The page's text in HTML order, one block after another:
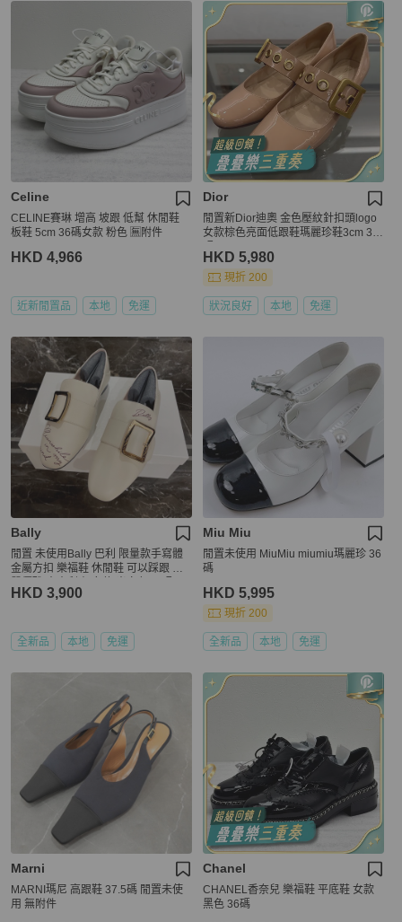
Celine
CELINE賽琳 增高 坡跟 低幫 休閒鞋
板鞋 5cm 36碼女款 粉色 🈚附件
HKD 4,966
近新閒置品 本地 免運
Dior
閒置新Dior迪奧 金色壓紋針扣頭logo
女款棕色亮面低跟鞋瑪麗珍鞋3cm 36
HKD 5,980
現折 200
狀況良好 本地 免運
Bally
閒置 未使用Bally 巴利 限量款手寫體
金屬方扣 樂福鞋 休閒鞋 可以踩跟 氣
7 碼 附件：盒子 塵袋。
HKD 3,900
全新品 本地 免運
Miu Miu
閒置未使用 MiuMiu miumiu瑪麗珍 36
碼
HKD 5,995
現折 200
全新品 本地 免運
Marni
MARNI瑪尼 高跟鞋 37.5碼 閒置未使
用 無附件
Chanel
CHANEL香奈兒 樂福鞋 平底鞋 女款
黑色 36碼